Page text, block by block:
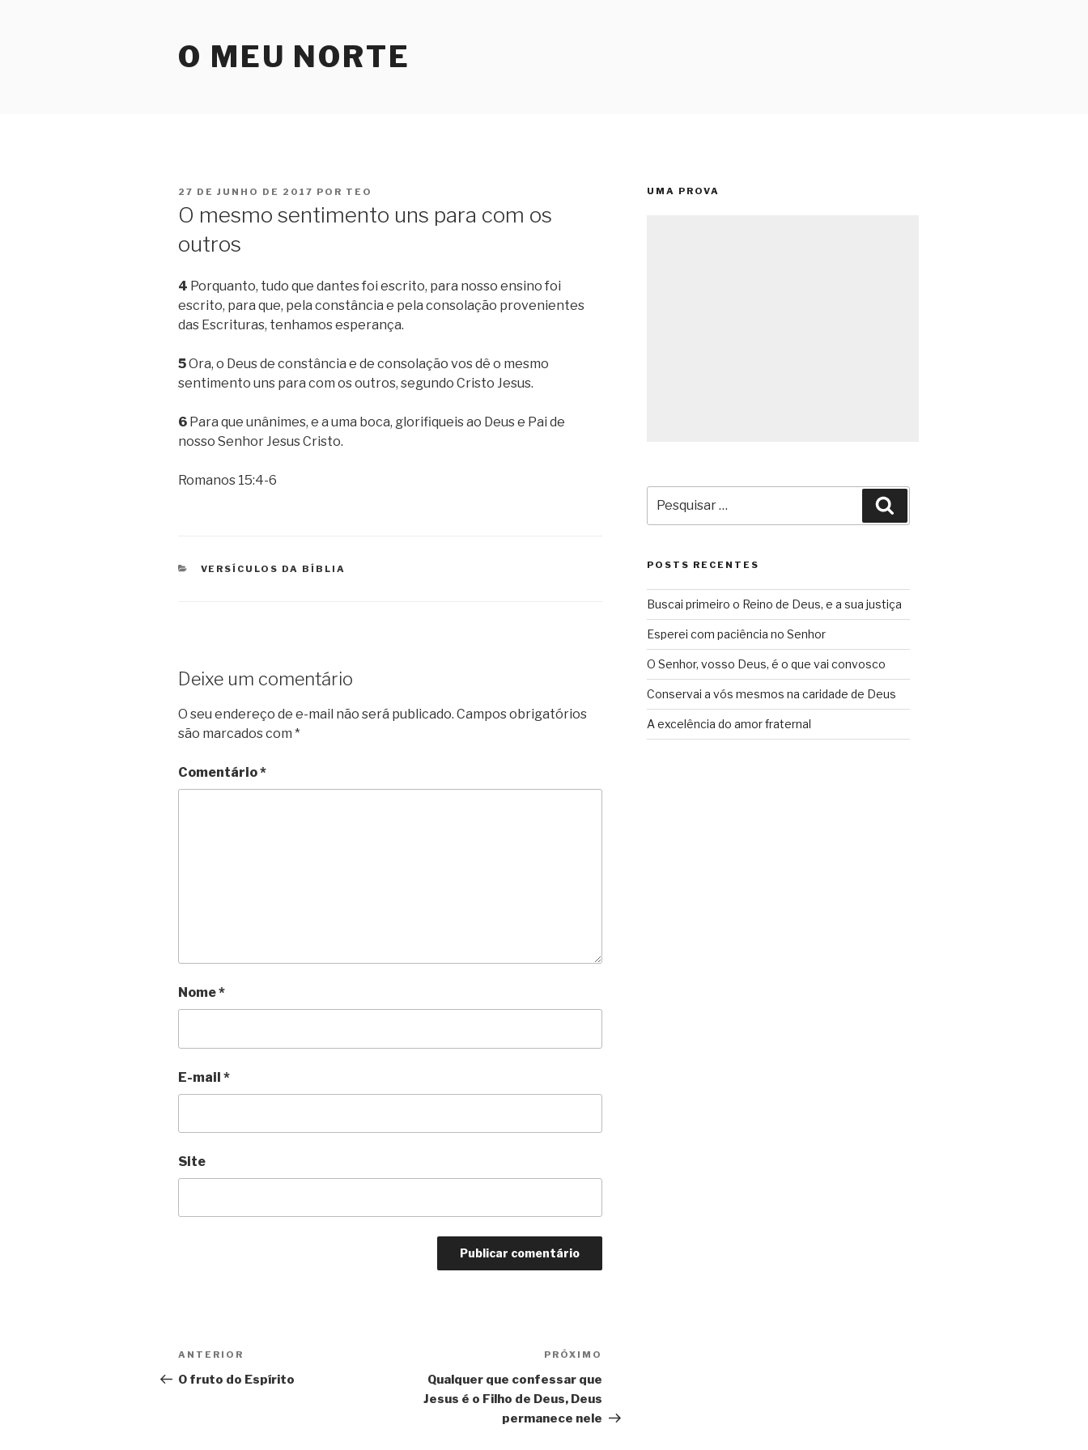
O MEU NORTE
PUBLICADO
27 DE JUNHO DE 2017 POR TEO
O mesmo sentimento uns para com os
outros
4 Porquanto, tudo que dantes foi escrito, para nosso ensino foi
escrito, para que, pela constância e pela consolação provenientes
das Escrituras, tenhamos esperança.
5Ora, o Deus de constância e de consolação vos dê o mesmo
sentimento uns para com os outros, segundo Cristo Jesus.
6 Para que unânimes, e a uma boca, glorifiqueis ao Deus e Pai de
nosso Senhor Jesus Cristo.
Romanos 15:4-6
CATEGORIAS
VERSÍCULOS DA BÍBLIA
Deixe um comentário
O seu endereço de e-mail não será publicado. Campos obrigatórios
são marcados com *
Comentário*
Nome*
E-mail *
Site
Navegação
de
Post
anterior
ANTERIOR
O fruto do Espírito
PRÓXIMO
Qualquer que confessar que
Jesus é o Filho de Deus, Deus
permanece nele
UMA PROVA
por:
POSTS RECENTES
Buscai primeiro o Reino de Deus, e a sua justiça
Esperei com paciência no Senhor
O Senhor, vosso Deus, é o que vai convosco
Conservai a vós mesmos na caridade de Deus
A excelência do amor fraternal